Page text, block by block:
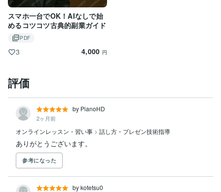
スマホ一台でOK！AIなしで始
めるコツコツ古典的副業ガイド
PDF
3 4,000 円
評価
by PianoHD
2ヶ月前
オンラインレッスン・習い事 > 話し方・プレゼン技術指導
ありがとうございます。
参考になった
by kotetsu0